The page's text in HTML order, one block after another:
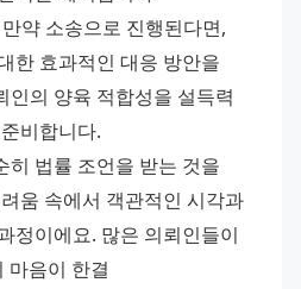
만약 소송으로 진행된다면,
한 효과적인 대응 방안을
인의 양육 적합성을 설득력
비합니다.
히 법률 조언을 받는 것을
움 속에서 객관적인 시각과
정이에요. 많은 의뢰인들이
마음이 한결